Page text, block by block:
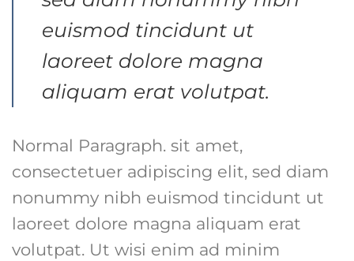
euismod tincidunt ut
laoreet dolore magna
aliquam erat volutpat.
Normal Paragraph. sit amet,
consectetuer adipiscing elit, sed diam
nonummy nibh euismod tincidunt ut
laoreet dolore magna aliquam erat
volutpat. Ut wisi enim ad minim